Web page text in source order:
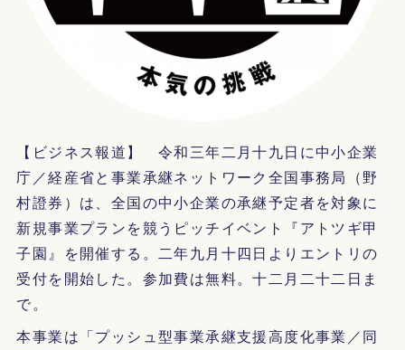
【ビジネス報道】 令和三年二月十九日に中小企業
庁／経産省と事業承継ネットワーク全国事務局（野
村證券）は、全国の中小企業の承継予定者を対象に
新規事業プランを競うピッチイベント『アトツギ甲
子園』を開催する。二年九月十四日よりエントリの
受付を開始した。参加費は無料。十二月二十二日ま
で。
本事業は「プッシュ型事業承継支援高度化事業／同